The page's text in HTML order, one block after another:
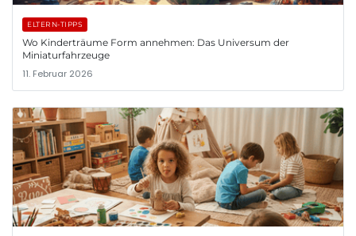
ELTERN-TIPPS
Wo Kinderträume Form annehmen: Das Universum der
Miniaturfahrzeuge
11. Februar 2026